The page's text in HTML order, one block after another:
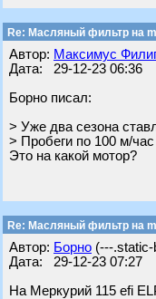
Re: Масляный фильтр на
Автор: Максимус
Дата: 29-12-23 06:36
Борно писал:
> Уже два сезона
> Пробеги по 100 м/час
Это на какой мотор?
Re: Масляный фильтр на
Автор: Борно (---
Дата: 29-12-23 07:27
На Меркурий 115 efi